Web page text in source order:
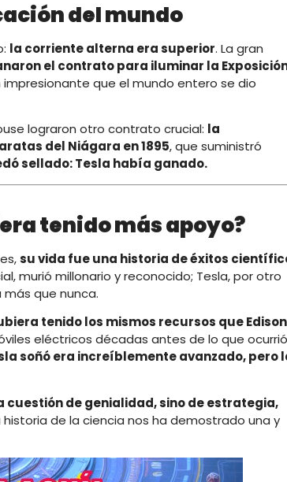
del mundo
la corriente alterna era superior. La gran
el contrato para iluminar la
que el mundo entero se dio
lograron otro contrato crucial: la
del Niágara en 1895, que suministró
sellado: Tesla había ganado.
tenido más apoyo?
su vida fue una historia de éxitos
murió millonario y reconocido; Tesla, por otro
que nunca.
tenido los mismos recursos que
eléctricos décadas antes de lo que
soñó era increíblemente avanzado, pero
cuestión de genialidad, sino de estrategia,
de la ciencia nos ha demostrado una y